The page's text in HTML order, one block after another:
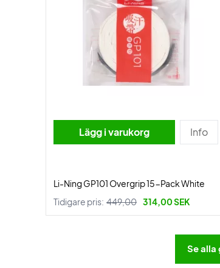
Lägg i varukorg Info
Li-Ning GP101 Overgrip 15-Pack White
Tidigare pris: 449,00 314,00 SEK
Se alla